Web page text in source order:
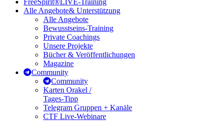
Alle Angebote& Unterstützung
Alle Angebote
Bewusstseins-Training
Private Coachings
Unsere Projekte
Bücher & Veröffentlichungen
Magazine
Community
Community
Karten Orakel /
Tages-Tipp
Telegram Gruppen + Kanäle
CTF Live-Webinare